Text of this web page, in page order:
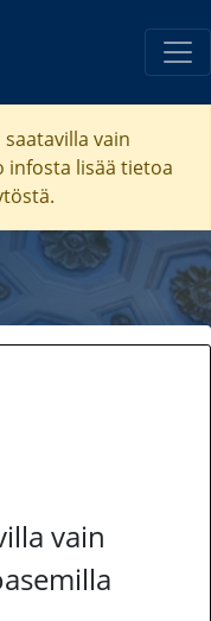
vain
infosta lisää tietoa
vain